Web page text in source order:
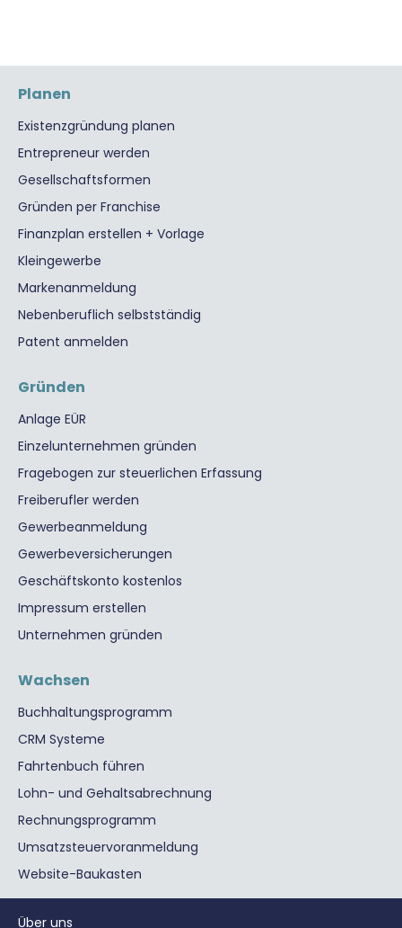
Planen
Existenzgründung planen
Entrepreneur werden
Gesellschaftsformen
Gründen per Franchise
Finanzplan erstellen + Vorlage
Kleingewerbe
Markenanmeldung
Nebenberuflich selbstständig
Patent anmelden
Gründen
Anlage EÜR
Einzelunternehmen gründen
Fragebogen zur steuerlichen Erfassung
Freiberufler werden
Gewerbeanmeldung
Gewerbeversicherungen
Geschäftskonto kostenlos
Impressum erstellen
Unternehmen gründen
Wachsen
Buchhaltungsprogramm
CRM Systeme
Fahrtenbuch führen
Lohn- und Gehaltsabrechnung
Rechnungsprogramm
Umsatzsteuervoranmeldung
Website-Baukasten
Über uns